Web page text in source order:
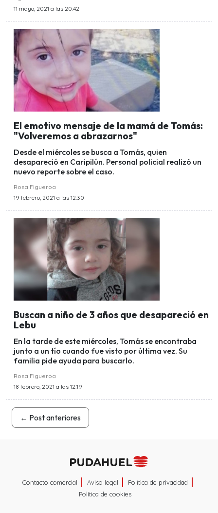
11 mayo, 2021 a las 20:42
El emotivo mensaje de la mamá de Tomás:
"Volveremos a abrazarnos"
Desde el miércoles se busca a Tomás, quien
desapareció en Caripilún. Personal policial realizó un
nuevo reporte sobre el caso.
Rosa Figueroa
19 febrero, 2021 a las 12:30
Buscan a niño de 3 años que desapareció en
Lebu
En la tarde de este miércoles, Tomás se encontraba
junto a un tío cuando fue visto por última vez. Su
familia pide ayuda para buscarlo.
Rosa Figueroa
18 febrero, 2021 a las 12:19
← Post anteriores
Contacto comercial Aviso legal
Política de privacidad
Política de cookies